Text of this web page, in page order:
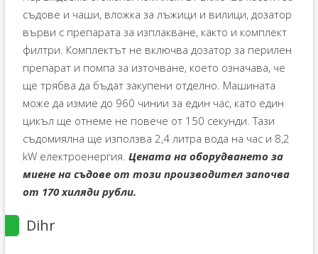
съдове и чаши, вложка за лъжици и вилици, дозатор
върви с препарата за изплакване, както и комплект
филтри. Комплектът не включва дозатор за перилен
препарат и помпа за източване, което означава, че
ще трябва да бъдат закупени отделно. Машината
може да измие до 960 чинии за един час, като един
цикъл ще отнеме не повече от 150 секунди. Тази
съдомиялна ще използва 2,4 литра вода на час и 8,2
kW електроенергия. Цената на оборудването за
миене на съдове от този производител започва
от 170 хиляди рубли.
Dihr